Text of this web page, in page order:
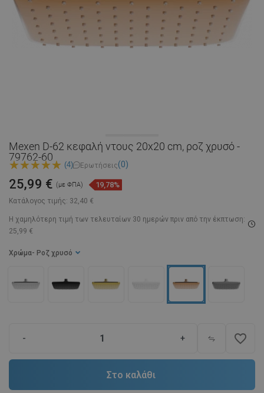
Mexen D-62 κεφαλή ντους 20x20 cm, ροζ χρυσό -
79762-60
(4) Ερωτήσεις(0)
Κατάλογος τιμής: 32,40 €
25,99 € (με ΦΠΑ) 19,78%
Η χαμηλότερη τιμή των τελευταίων 30 ημερών πριν από την έκπτωση:
25,99 €
Χρώμα - Ροζ χρυσό
- + favorite_border
Στο καλάθι